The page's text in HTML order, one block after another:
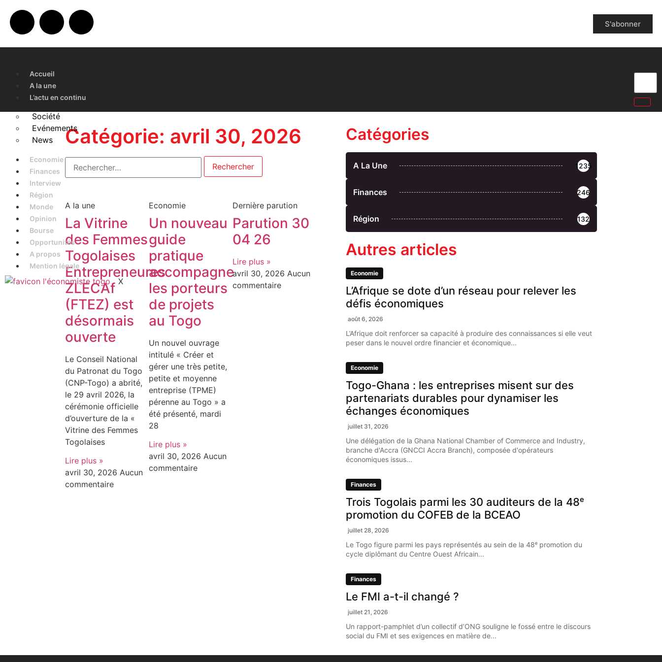
S'abonner
Accueil
A la une
L’actu en continu
Société
Evénements
News
Economie
Finances
Interview
Région
Monde
Opinion
Bourse
Opportunités
A propos
Mention légale
X
Catégorie: avril 30, 2026
A la une
La Vitrine
des Femmes
Togolaises
Entrepreneures
ZLECAf
(FTEZ) est
désormais
ouverte
Le Conseil National
du Patronat du Togo
(CNP-Togo) a abrité,
le 29 avril 2026, la
cérémonie officielle
d’ouverture de la «
Vitrine des Femmes
Togolaises
Lire plus »
avril 30, 2026 Aucun
commentaire
Economie
Un nouveau
guide
pratique
accompagne
les porteurs
de projets
au Togo
Un nouvel ouvrage
intitulé « Créer et
gérer une très petite,
petite et moyenne
entreprise (TPME)
pérenne au Togo » a
été présenté, mardi
28
Lire plus »
avril 30, 2026 Aucun
commentaire
Dernière parution
Parution 30
04 26
Lire plus »
avril 30, 2026 Aucun
commentaire
Catégories
A La Une 1235
Finances 246
Région 132
Autres articles
Economie
L’Afrique se dote d’un réseau pour relever les
défis économiques
août 6, 2026
L’Afrique doit renforcer sa capacité à produire des connaissances si elle veut
peser dans le nouvel ordre financier et économique...
Economie
Togo-Ghana : les entreprises misent sur des
partenariats durables pour dynamiser les
échanges économiques
juillet 31, 2026
Une délégation de la Ghana National Chamber of Commerce and Industry,
branche d'Accra (GNCCI Accra Branch), composée d'opérateurs
économiques issus...
Finances
Trois Togolais parmi les 30 auditeurs de la 48ᵉ
promotion du COFEB de la BCEAO
juillet 28, 2026
Le Togo figure parmi les pays représentés au sein de la 48ᵉ promotion du
cycle diplômant du Centre Ouest Africain...
Finances
Le FMI a-t-il changé ?
juillet 21, 2026
Un rapport-pamphlet d’un collectif d’ONG souligne le fossé entre le discours
social du FMI et ses exigences en matière de...